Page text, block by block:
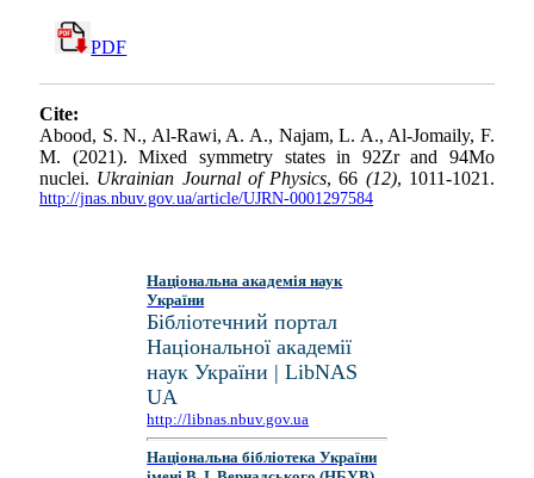
PDF
Cite:
Abood, S. N., Al-Rawi, A. A., Najam, L. A., Al-Jomaily, F.
M. (2021). Mixed symmetry states in 92Zr and 94Mo
nuclei. Ukrainian Journal of Physics, 66 (12), 1011-1021.
http://jnas.nbuv.gov.ua/article/UJRN-0001297584
Національна академія наук
України
Бібліотечний портал
Національної академії
наук України | LibNAS
UA
http://libnas.nbuv.gov.ua
Національна бібліотека України